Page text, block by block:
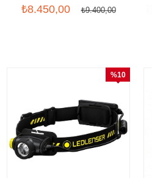
₺8.450,00 ₺9.400,00
%10